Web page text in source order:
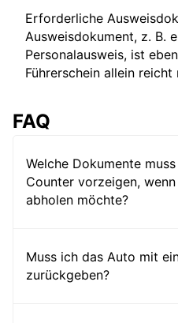
Erforderliche
Ausweisdokument, z. B.
Personalausweis, ist
Führerschein allein reicht
FAQ
Welche Dokumente
Counter vorzeigen,
abholen möchte?
Muss ich das Auto mit
zurückgeben?